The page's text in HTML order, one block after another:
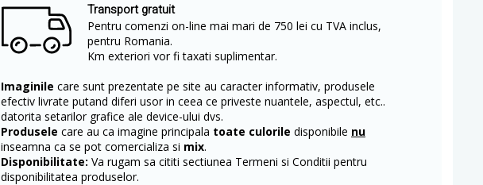
Transport gratuit
Pentru comenzi on-line mai mari de 750 lei cu TVA inclus,
pentru Romania.
Km exteriori vor fi taxati suplimentar.
Imaginile care sunt prezentate pe site au caracter informativ, produsele
efectiv livrate putand diferi usor in ceea ce priveste nuantele, aspectul, etc..
datorita setarilor grafice ale device-ului dvs.
Produsele care au ca imagine principala toate culorile disponibile nu
inseamna ca se pot comercializa si mix.
Disponibilitate: Va rugam sa cititi sectiunea Termeni si Conditii pentru
disponibilitatea produselor.